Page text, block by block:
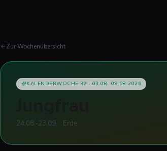
Zur Wochenübersicht
KALENDERWOCHE 32 · 03.08.-09.08.2026
24.08.-23.09. · Erde